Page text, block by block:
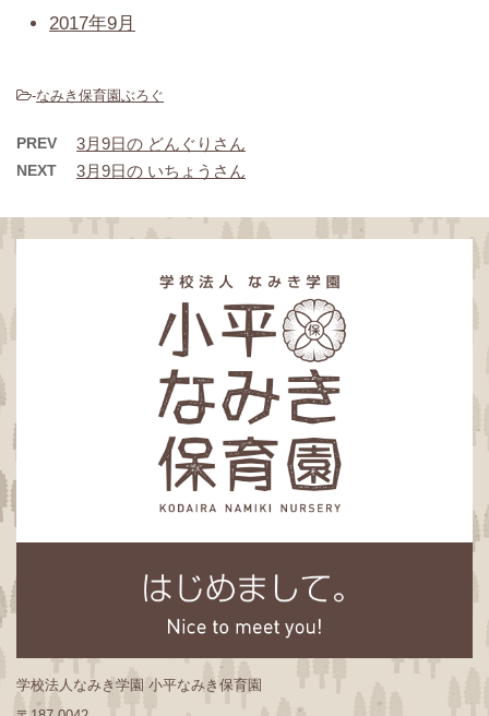
2017年9月
-なみき保育園ぶろぐ
PREV 3月9日の どんぐりさん
NEXT 3月9日の いちょうさん
学校法人なみき学園 小平なみき保育園